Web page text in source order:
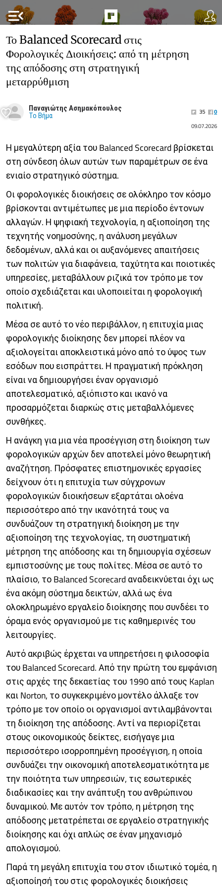
menu_open
Το Balanced Scorecard στις
Φορολογικές Διοικήσεις: από τη μέτρηση
της απόδοσης στη στρατηγική
μεταρρύθμιση
Παναγιώτης Ασημακόπουλος
Το Βήμα 35
0
09.07.2026
Η μεγαλύτερη αξία του Balanced Scorecard βρίσκεται
στη σύνδεση όλων αυτών των παραμέτρων σε ένα
ενιαίο στρατηγικό σύστημα.
Οι φορολογικές διοικήσεις σε ολόκληρο τον κόσμο
βρίσκονται αντιμέτωπες με μια περίοδο έντονων
αλλαγών. Η ψηφιακή τεχνολογία, η αξιοποίηση της
τεχνητής νοημοσύνης, η ανάλυση μεγάλων
δεδομένων, αλλά και οι αυξανόμενες απαιτήσεις
των πολιτών για διαφάνεια, ταχύτητα και ποιοτικές
υπηρεσίες, μεταβάλλουν ριζικά τον τρόπο με τον
οποίο σχεδιάζεται και υλοποιείται η φορολογική
πολιτική.
Μέσα σε αυτό το νέο περιβάλλον, η επιτυχία μιας
φορολογικής διοίκησης δεν μπορεί πλέον να
αξιολογείται αποκλειστικά μόνο από το ύψος των
εσόδων που εισπράττει. Η πραγματική πρόκληση
είναι να δημιουργήσει έναν οργανισμό
αποτελεσματικό, αξιόπιστο και ικανό να
προσαρμόζεται διαρκώς στις μεταβαλλόμενες
συνθήκες.
Η ανάγκη για μια νέα προσέγγιση στη διοίκηση των
φορολογικών αρχών δεν αποτελεί μόνο θεωρητική
αναζήτηση. Πρόσφατες επιστημονικές εργασίες
δείχνουν ότι η επιτυχία των σύγχρονων
φορολογικών διοικήσεων εξαρτάται ολοένα
περισσότερο από την ικανότητά τους να
συνδυάζουν τη στρατηγική διοίκηση με την
αξιοποίηση της τεχνολογίας, τη συστηματική
μέτρηση της απόδοσης και τη δημιουργία σχέσεων
εμπιστοσύνης με τους πολίτες. Μέσα σε αυτό το
πλαίσιο, το Balanced Scorecard αναδεικνύεται όχι ως
ένα ακόμη σύστημα δεικτών, αλλά ως ένα
ολοκληρωμένο εργαλείο διοίκησης που συνδέει το
όραμα ενός οργανισμού με τις καθημερινές του
λειτουργίες.
Αυτό ακριβώς έρχεται να υπηρετήσει η φιλοσοφία
του Balanced Scorecard. Από την πρώτη του εμφάνιση
στις αρχές της δεκαετίας του 1990 από τους Kaplan
και Norton, το συγκεκριμένο μοντέλο άλλαξε τον
τρόπο με τον οποίο οι οργανισμοί αντιλαμβάνονται
τη διοίκηση της απόδοσης. Αντί να περιορίζεται
στους οικονομικούς δείκτες, εισήγαγε μια
περισσότερο ισορροπημένη προσέγγιση, η οποία
συνδυάζει την οικονομική αποτελεσματικότητα με
την ποιότητα των υπηρεσιών, τις εσωτερικές
διαδικασίες και την ανάπτυξη του ανθρώπινου
δυναμικού. Με αυτόν τον τρόπο, η μέτρηση της
απόδοσης μετατρέπεται σε εργαλείο στρατηγικής
διοίκησης και όχι απλώς σε έναν μηχανισμό
απολογισμού.
Παρά τη μεγάλη επιτυχία του στον ιδιωτικό τομέα, η
αξιοποίησή του στις φορολογικές διοικήσεις